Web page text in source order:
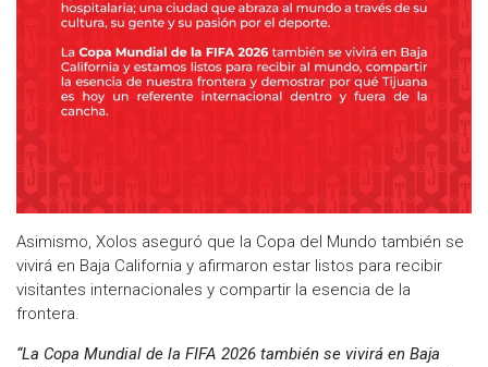
Asimismo, Xolos aseguró que la Copa del Mundo también se
vivirá en Baja California y afirmaron estar listos para recibir
visitantes internacionales y compartir la esencia de la
frontera.
“La Copa Mundial de la FIFA 2026 también se vivirá en Baja